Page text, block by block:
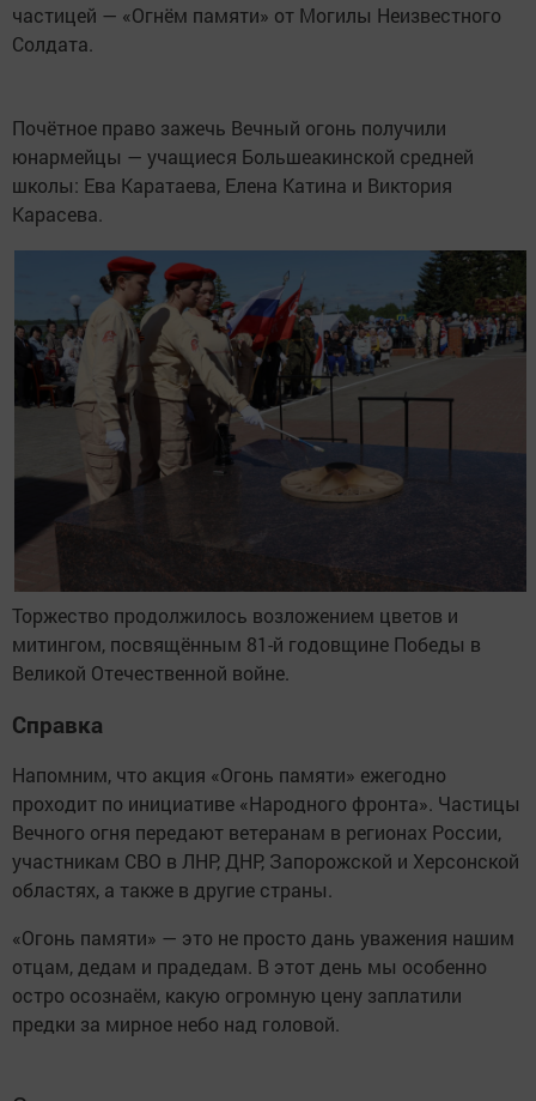
частицей — «Огнём памяти» от Могилы Неизвестного
Солдата.
Почётное право зажечь Вечный огонь получили
юнармейцы — учащиеся Большеакинской средней
школы: Ева Каратаева, Елена Катина и Виктория
Карасева.
Торжество продолжилось возложением цветов и
митингом, посвящённым 81-й годовщине Победы в
Великой Отечественной войне.
Справка
Напомним, что акция «Огонь памяти» ежегодно
проходит по инициативе «Народного фронта». Частицы
Вечного огня передают ветеранам в регионах России,
участникам СВО в ЛНР, ДНР, Запорожской и Херсонской
областях, а также в другие страны.
«Огонь памяти» — это не просто дань уважения нашим
отцам, дедам и прадедам. В этот день мы особенно
остро осознаём, какую огромную цену заплатили
предки за мирное небо над головой.